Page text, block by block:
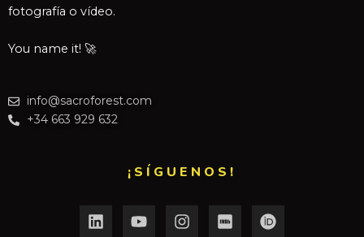
fotografía o vídeo.
You name it! 🚀
info@sacroforest.com
+34 663 929 632
¡SÍGUENOS!